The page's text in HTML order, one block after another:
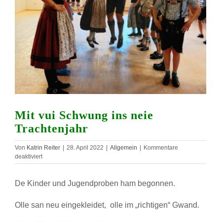
Mit vui Schwung ins neie
Trachtenjahr
Von Katrin Reiter 28. April 2022 Allgemein
Kommentare
deaktiviertfür
Mit
Schwung
Trachtenjahr
De Kinder und Jugendproben ham begonnen.
Olle san neu eingekleidet, olle im „richtigen“ Gwand.